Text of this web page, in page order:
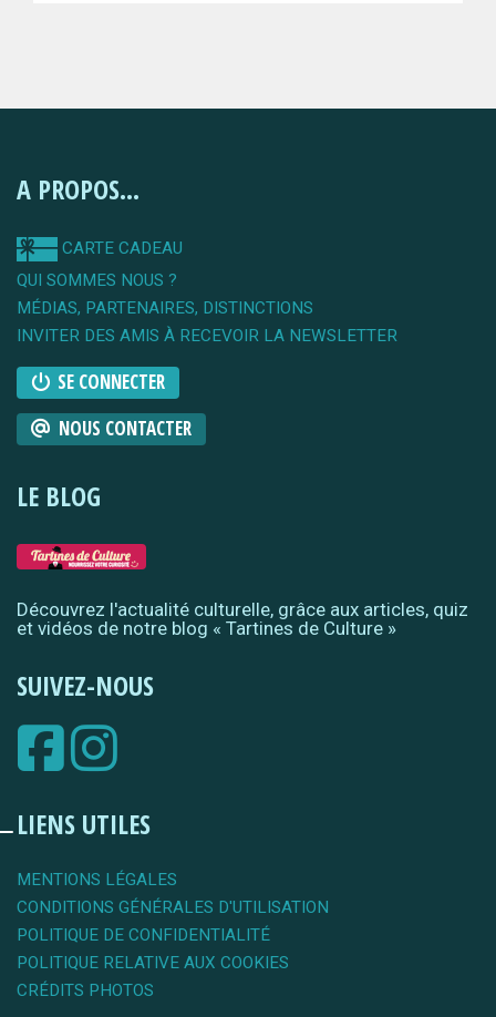
A PROPOS...
CARTE CADEAU
QUI SOMMES NOUS ?
MÉDIAS, PARTENAIRES, DISTINCTIONS
INVITER DES AMIS À RECEVOIR LA NEWSLETTER
SE CONNECTER
NOUS CONTACTER
LE BLOG
Découvrez l'actualité culturelle, grâce aux articles, quiz
et vidéos de notre blog « Tartines de Culture »
SUIVEZ-NOUS
LIENS UTILES
MENTIONS LÉGALES
CONDITIONS GÉNÉRALES D'UTILISATION
POLITIQUE DE CONFIDENTIALITÉ
POLITIQUE RELATIVE AUX COOKIES
CRÉDITS PHOTOS